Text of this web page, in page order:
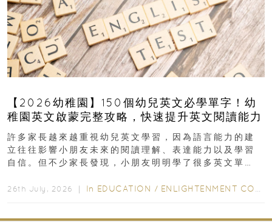
【2026幼稚園】150個幼兒英文必學單字！幼
稚園英文啟蒙完整攻略，快速提升英文閱讀能力
許多家長越來越重視幼兒英文學習，因為語言能力的建
立往往影響小朋友未來的閱讀理解、表達能力以及學習
自信。但不少家長發現，小朋友明明學了很多英文單
26th July, 2026 ｜ In EDUCATION / ENLIGHTENMENT CORNER